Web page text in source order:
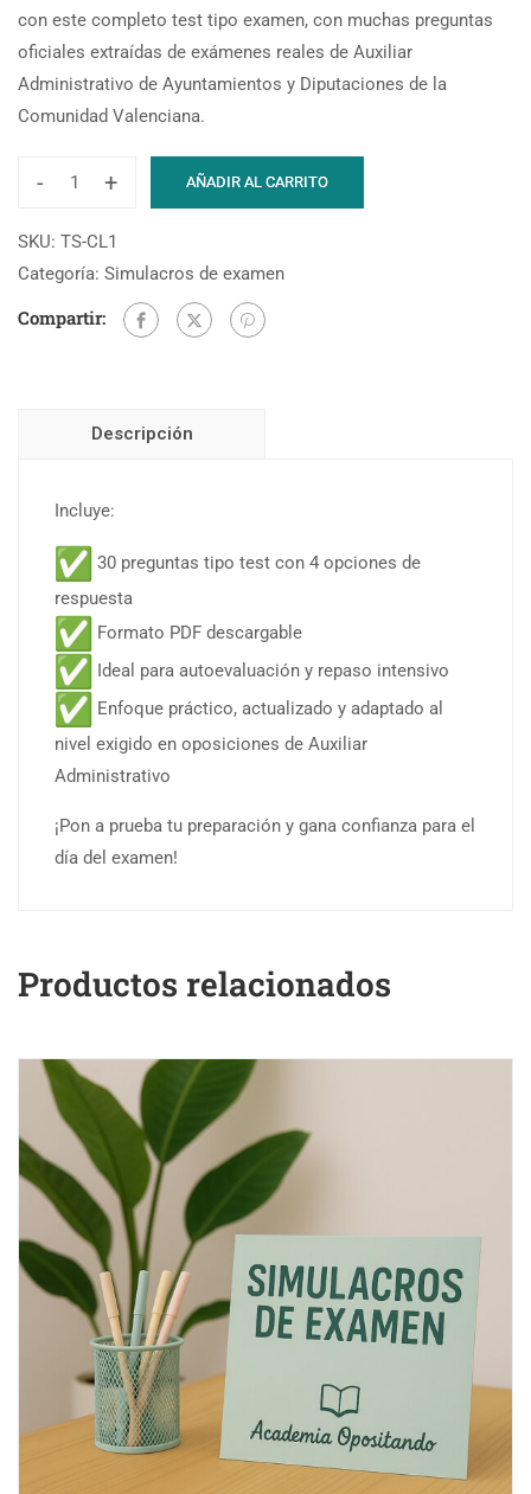
con este completo test tipo examen, con muchas preguntas
oficiales extraídas de exámenes reales de Auxiliar
Administrativo de Ayuntamientos y Diputaciones de la
Comunidad Valenciana.
- + AÑADIR AL CARRITO
SKU: TS-CL1
Categoría: Simulacros de examen
Compartir:
Descripción
Incluye:
30 preguntas tipo test con 4 opciones de
respuesta
Formato PDF descargable
Ideal para autoevaluación y repaso intensivo
Enfoque práctico, actualizado y adaptado al
nivel exigido en oposiciones de Auxiliar
Administrativo
¡Pon a prueba tu preparación y gana confianza para el
día del examen!
Productos relacionados